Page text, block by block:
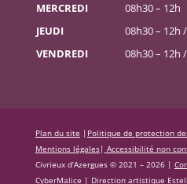
MERCREDI
08h30 – 12h
JEUDI
08h30 – 12h
VENDREDI
08h30 – 12h
Plan du site | Politique de protection
Mentions légales| Accessibilité non
Civrieux d’Azergues © 2021 – 2026 |
CyberMalice | Direction artistique